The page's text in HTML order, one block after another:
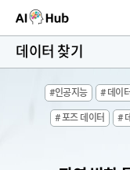
AI-Hub
데이터 찾기
#인공지능 # 데이
# 포즈 데이터 #